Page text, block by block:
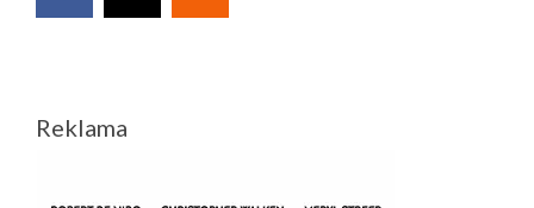
Reklama